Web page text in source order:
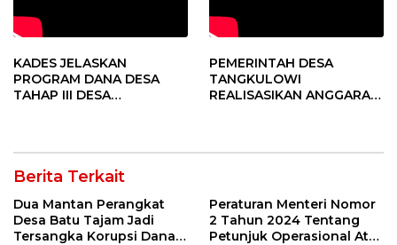
KADES JELASKAN
PROGRAM DANA DESA
TAHAP III DESA
PEMERINTAH DESA
TANGKULOWI
REALISASIKAN ANGGARAN
Berita Terkait
Dua Mantan Perangkat
Desa Batu Tajam Jadi
Tersangka Korupsi Dana
Peraturan Menteri Nomor
2 Tahun 2024 Tentang
Petunjuk Operasional Atas